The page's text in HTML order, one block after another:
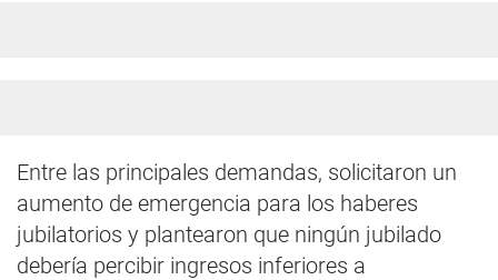
Entre las principales demandas, solicitaron un
aumento de emergencia para los haberes
jubilatorios y plantearon que ningún jubilado
debería percibir ingresos inferiores a